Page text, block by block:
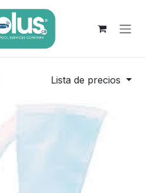
Lista de precios